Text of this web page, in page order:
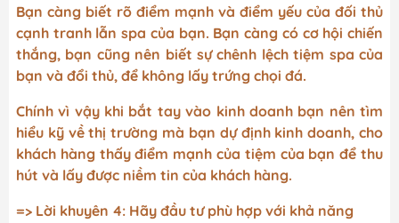
Bạn càng biết rõ điểm mạnh và điểm yếu của đối thủ
cạnh tranh lẫn spa của bạn. Bạn càng có cơ hội chiến
thắng, bạn cũng nên biết sự chênh lệch tiệm spa của
bạn và đổi thủ, để không lấy trứng chọi đá.
Chính vì vậy khi bắt tay vào kinh doanh bạn nên tìm
hiểu kỹ về thị trường mà bạn dự định kinh doanh, cho
khách hàng thấy điểm mạnh của tiệm của bạn để thu
hút và lấy được niềm tin của khách hàng.
=> Lời khuyên 4: Hãy đầu tư phù hợp với khả năng